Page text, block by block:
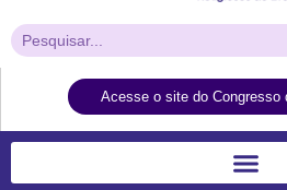
Acesse o site do Congresso